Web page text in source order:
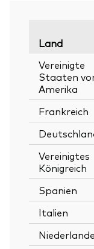
Land
Vereinigte
Staaten
Amerika
Frankreich
Vereinigtes
Königreich
Spanien
Italien
Niederlande